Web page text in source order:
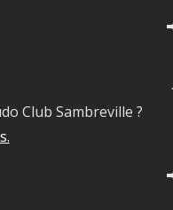
Club Sambreville ?